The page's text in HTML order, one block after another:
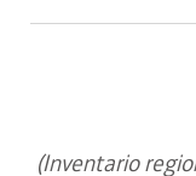
(Inventario